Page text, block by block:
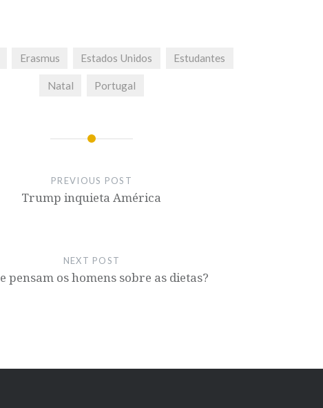
Erasmus Estados Unidos Estudantes
Natal Portugal
PREVIOUS POST
Trump inquieta América
NEXT POST
pensam os homens sobre as dietas?